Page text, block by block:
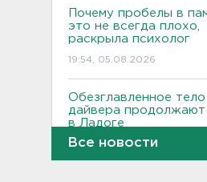
Почему пробелы в
это не всегда плохо,
раскрыла психолог
19:54, 05.08.2026
Обезглавленное тело
дайвера продолжают
в Ладоге
19:35, 05.08.2026
Все новости